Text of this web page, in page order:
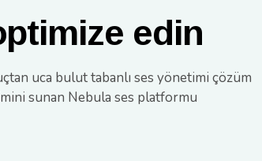
edin
uca bulut tabanlı ses yönetimi çözüm
sunan Nebula ses platformu